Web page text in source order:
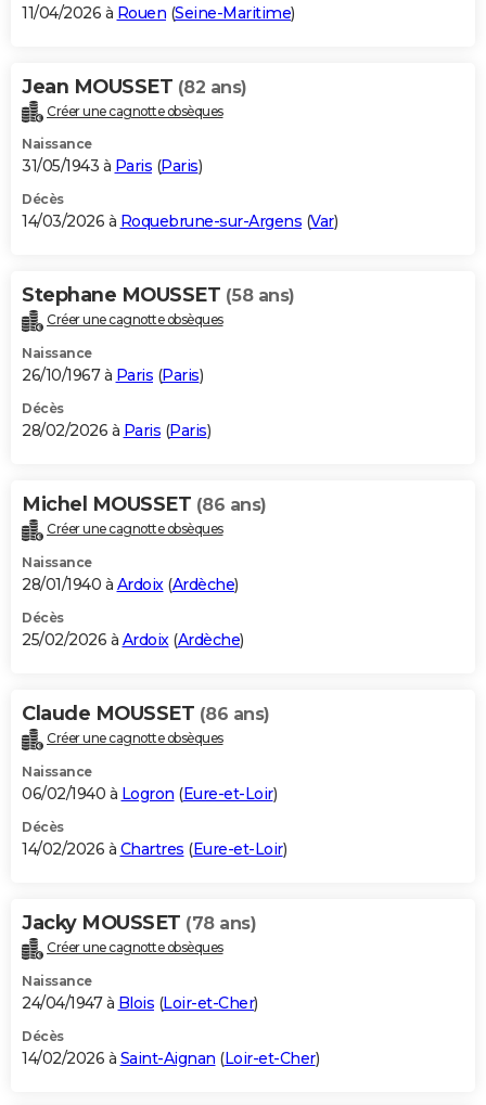
11/04/2026 à Rouen (Seine-Maritime)
Jean MOUSSET (82 ans)
Créer une cagnotte obsèques
Naissance
31/05/1943 à Paris (Paris)
Décès
14/03/2026 à Roquebrune-sur-Argens (Var)
Stephane MOUSSET (58 ans)
Créer une cagnotte obsèques
Naissance
26/10/1967 à Paris (Paris)
Décès
28/02/2026 à Paris (Paris)
Michel MOUSSET (86 ans)
Créer une cagnotte obsèques
Naissance
28/01/1940 à Ardoix(Ardèche)
Décès
25/02/2026 à Ardoix(Ardèche)
Claude MOUSSET (86 ans)
Créer une cagnotte obsèques
Naissance
06/02/1940 à Logron (Eure-et-Loir)
Décès
14/02/2026 à Chartres (Eure-et-Loir)
Jacky MOUSSET (78 ans)
Créer une cagnotte obsèques
Naissance
24/04/1947 à Blois (Loir-et-Cher)
Décès
14/02/2026 à Saint-Aignan (Loir-et-Cher)